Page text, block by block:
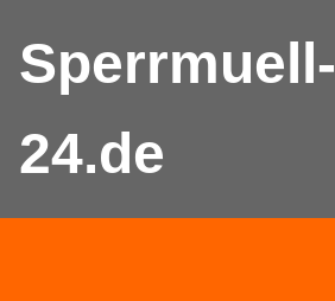
Sperrmuell-
24.de